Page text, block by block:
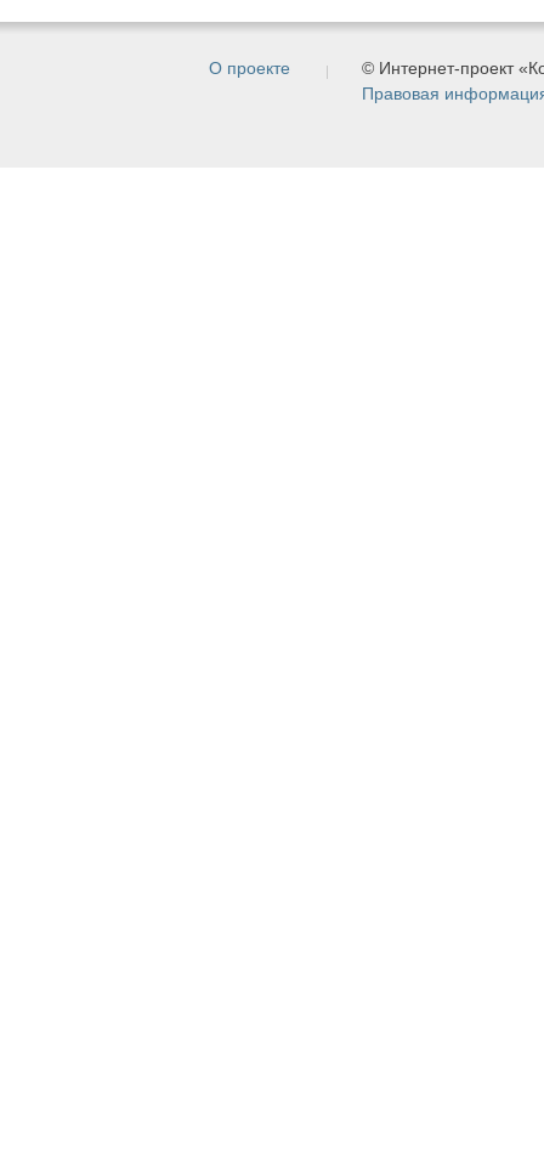
О проекте
© Интернет-проект
Правовая